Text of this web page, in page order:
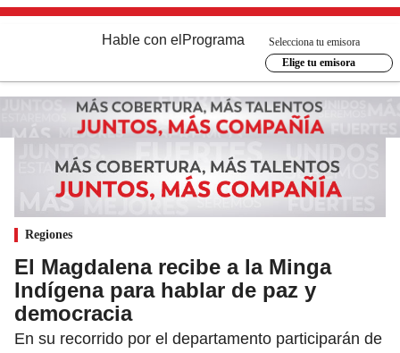
Hable con el Programa
Selecciona tu emisora
Elige tu emisora
Regiones
El Magdalena recibe a la Minga
Indígena para hablar de paz y
democracia
En su recorrido por el departamento participarán de